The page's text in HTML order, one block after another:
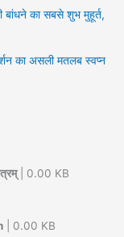
का सबसे शुभ मुहूर्त,
का असली मतलब स्वप्न
| 0.00 KB
| 0.00 KB